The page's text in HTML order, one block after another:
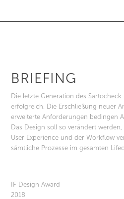
BRIEFING
Die letzte Generation des
erfolgreich. Die Erschließung neuer
erweiterte Anforderungen bedingen
Das Design soll so verändert
User Experience und der Workflow
sämtliche Prozesse im gesamten
IF Design Award
2018